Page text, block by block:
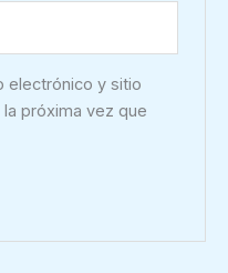
electrónico y sitio
próxima vez que